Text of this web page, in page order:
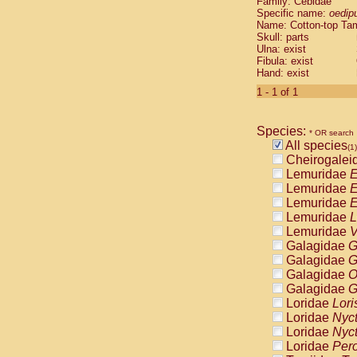
Cebidae
Cebidae
Cebidae
Cebidae
Cebidae
Cebidae
Cebidae
Cebidae
Cebidae
Cebidae
Cebidae
Cebidae
Atelidae
Atelidae
Atelidae
Atelidae
Atelidae
Atelidae
Atelidae
Atelidae
Atelidae
Atelidae
Pitheciidae
Specific name:
Name: Cotton-top
Skull: parts
Ulna: exist
Fibula: exist
Hand: exist
1 - 1 of 1
Species: * OR search
All species(1)
Lemuridae
Lemuridae
Lemuridae
Lemuridae
Lemuridae
Galagidae
Galagidae
Galagidae
Galagidae
Loridae
Loridae
Loridae
Loridae